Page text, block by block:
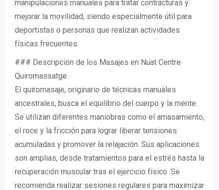
manipulaciones manuales para tratar contracturas y
mejorar la movilidad, siendo especialmente útil para
deportistas o personas que realizan actividades
físicas frecuentes.
### Descripción de los Masajes en Nuat Centre
Quiromassatge
El quiromasaje, originario de técnicas manuales
ancestrales, busca el equilibrio del cuerpo y la mente.
Se utilizan diferentes maniobras como el amasamiento,
el roce y la fricción para lograr liberar tensiones
acumuladas y promover la relajación. Sus aplicaciones
son amplias, desde tratamientos para el estrés hasta la
recuperación muscular tras el ejercicio físico. Se
recomienda realizar sesiones regulares para maximizar